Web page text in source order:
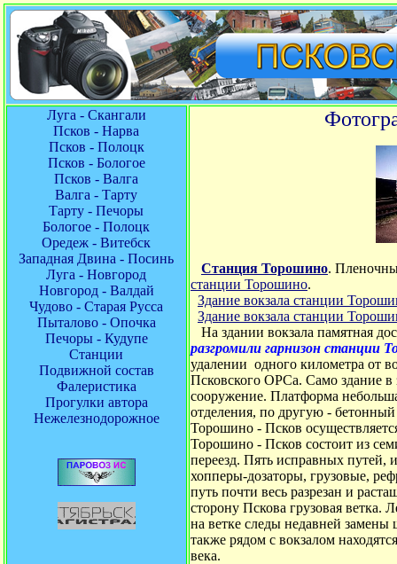
Луга - Скангали
Псков - Нарва
Псков - Полоцк
Псков - Бологое
Псков - Валга
Валга - Тарту
Тарту - Печоры
Бологое - Полоцк
Оредеж - Витебск
Западная Двина - Посинь
Луга - Новгород
Новгород - Валдай
Чудово - Старая Русса
Пыталово - Опочка
Печоры - Кудупе
Станции
Подвижной состав
Фалеристика
Прогулки автора
Нежелезнодорожное
Станция Торошино.
станции Торошино.
Здание вокзала станции
Здание вокзала станции
На здании вокзала памятная
разгромили гарнизон станции
удалении одного километра от
Псковского ОРСа. Само здание в
сооружение. Платформа
отделения, по другую -
Торошино - Псков
Торошино - Псков состоит из
переезд. Пять исправных путей,
хопперы-дозаторы, грузовые,
путь почти весь разрезан и
сторону Пскова грузовая ветка.
на ветке следы недавней замены
также рядом с вокзалом
века.